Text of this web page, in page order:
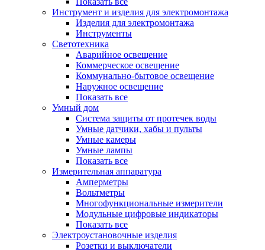
Инструмент и изделия для электромонтажа
Изделия для электромонтажа
Инструменты
Светотехника
Аварийное освещение
Коммерческое освещение
Коммунально-бытовое освещение
Наружное освещение
Показать все
Умный дом
Система защиты от протечек воды
Умные датчики, хабы и пульты
Умные камеры
Умные лампы
Показать все
Измерительная аппаратура
Амперметры
Вольтметры
Многофункциональные измерители
Модульные цифровые индикаторы
Показать все
Электроустановочные изделия
Розетки и выключатели